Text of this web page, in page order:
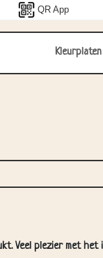
QR App
Kleurplaten
Veel plezier met het